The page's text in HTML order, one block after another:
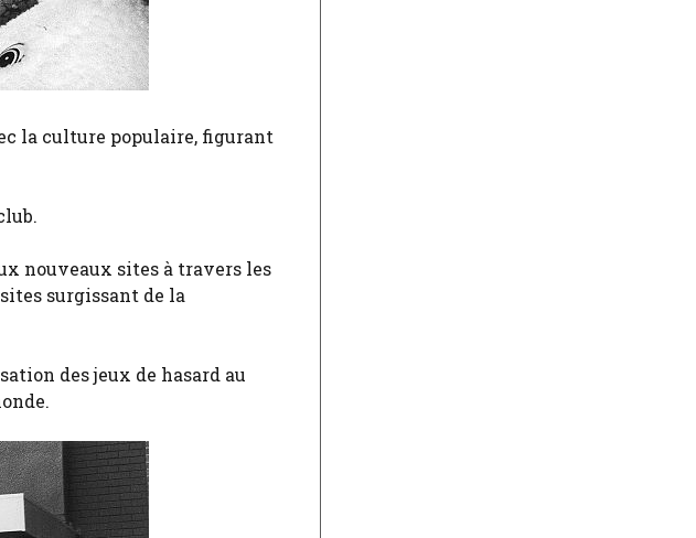
la culture populaire, figurant
nouveaux sites à travers les
surgissant de la
des jeux de hasard au